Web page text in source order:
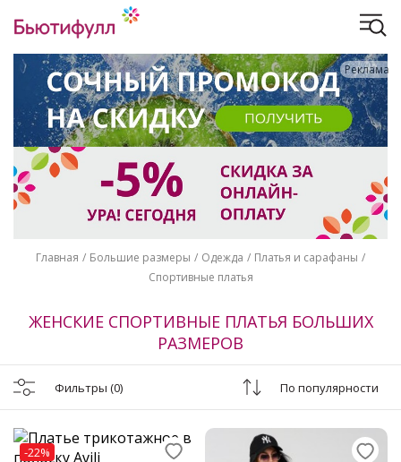
Реклама
Главная Большие размеры Одежда
Платья и сарафаны
Спортивные платья
ЖЕНСКИЕ СПОРТИВНЫЕ ПЛАТЬЯ БОЛЬШИХ
РАЗМЕРОВ
Фильтры (0) По популярности
-22%